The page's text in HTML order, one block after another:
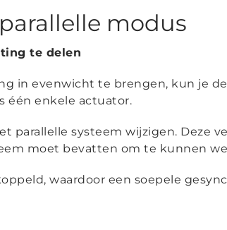
modus
te delen
in evenwicht te brengen, kun je
één enkele actuator.
parallelle systeem wijzigen. Deze
moet bevatten om te kunnen
waardoor een soepele